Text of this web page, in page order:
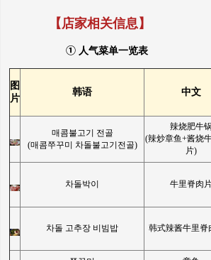
【店家相关信息】
① 人气菜单一览表
图
片
韩语 中文
매콤불고기 전골
(매콤쭈꾸미 차돌불고기전골)
辣烧肥牛
(辣炒章鱼+酱烧
片)
차돌박이 牛里脊肉
차돌 고추장 비빔밥 韩式辣酱牛里脊